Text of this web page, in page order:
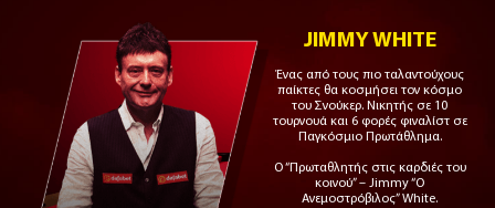
JIMMY WHITE
Ένας από τους πιο ταλαντούχους
παίκτες θα κοσμήσει τον κόσμο
του Σνούκερ. Νικητής σε 10
τουρνουά και 6 φορές φιναλίστ σε
Παγκόσμιο Πρωτάθλημα.
Ο “Πρωταθλητής στις καρδιές του
κοινού” – Jimmy “Ο
Ανεμοστρόβιλος” White.